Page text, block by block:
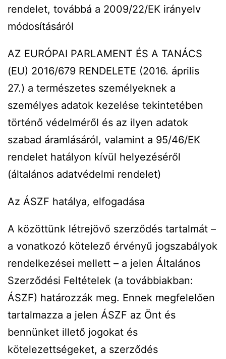
rendelet, továbbá a 2009/22/EK irányelv
módosításáról
AZ EURÓPAI PARLAMENT ÉS A TANÁCS
(EU) 2016/679 RENDELETE (2016. április
27.) a természetes személyeknek a
személyes adatok kezelése tekintetében
történő védelméről és az ilyen adatok
szabad áramlásáról, valamint a 95/46/EK
rendelet hatályon kívül helyezéséről
(általános adatvédelmi rendelet)
Az ÁSZF hatálya, elfogadása
A közöttünk létrejövő szerződés tartalmát –
a vonatkozó kötelező érvényű jogszabályok
rendelkezései mellett – a jelen Általános
Szerződési Feltételek (a továbbiakban:
ÁSZF) határozzák meg. Ennek megfelelően
tartalmazza a jelen ÁSZF az Önt és
bennünket illető jogokat és
kötelezettségeket, a szerződés